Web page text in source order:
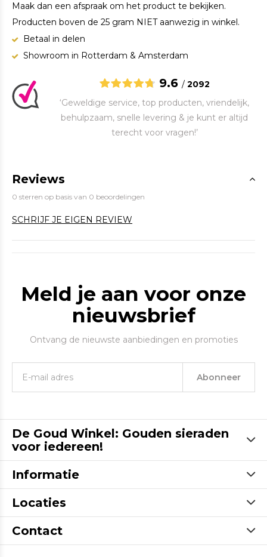
Maak dan een afspraak om het product te bekijken.
Producten boven de 25 gram NIET aanwezig in winkel.
Betaal in delen
Showroom in Rotterdam & Amsterdam
9.6 / 2092
‘Geweldige service, top producten, vriendelijk,
behulpzaam, snelle levering & je kunt er altijd
terecht voor vragen!’
Reviews
0 sterren op basis van 0 beoordelingen
SCHRIJF JE EIGEN REVIEW
Meld je aan voor onze
nieuwsbrief
Ontvang de nieuwste aanbiedingen en promoties
Abonneer
De Goud Winkel: Gouden sieraden
voor iedereen!
Informatie
Locaties
Contact